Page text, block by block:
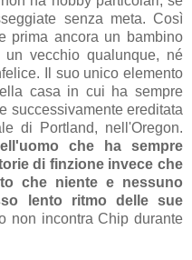
senza meta. Così
prima ancora un bambino
vecchio qualunque, né
Il suo unico elemento
casa in cui ha sempre
successivamente ereditata
di Portland, nell'Oregon.
che ha sempre
di finzione invece che
che niente e nessuno
lento ritmo delle sue
non incontra Chip durante